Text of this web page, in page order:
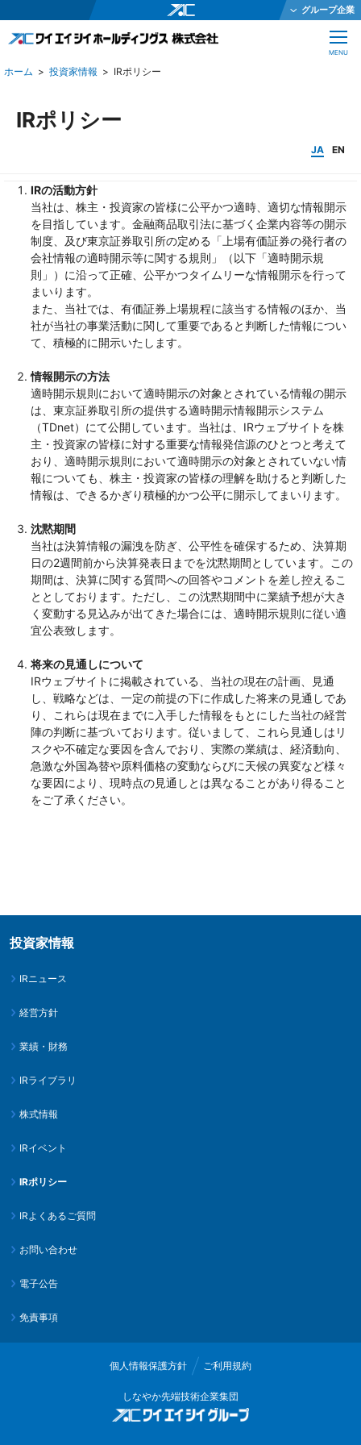
CLOSE
MENU
投資家情報 IRポリシー
IRポリシー
JA EN
投資家情報
IRニュース
経営方針
業績・財務
IRライブラリ
株式情報
IRイベント
IRポリシー
IRよくあるご質問
お問い合わせ
電子公告
免責事項
IRの活動方針
当社は、株主・投資家の皆様に公平かつ適時、適切な情報開示
を目指しています。金融商品取引法に基づく企業内容等の開示
制度、及び東京証券取引所の定める「上場有価証券の発行者の
会社情報の適時開示等に関する規則」（以下「適時開示規
則」）に沿って正確、公平かつタイムリーな情報開示を行って
まいります。
また、当社では、有価証券上場規程に該当する情報のほか、当
社が当社の事業活動に関して重要であると判断した情報につい
て、積極的に開示いたします。
情報開示の方法
適時開示規則において適時開示の対象とされている情報の開示
は、東京証券取引所の提供する適時開示情報開示システム
（TDnet）にて公開しています。当社は、IRウェブサイトを株
主・投資家の皆様に対する重要な情報発信源のひとつと考えて
おり、適時開示規則において適時開示の対象とされていない情
報についても、株主・投資家の皆様の理解を助けると判断した
情報は、できるかぎり積極的かつ公平に開示してまいります。
沈黙期間
当社は決算情報の漏洩を防ぎ、公平性を確保するため、決算期
日の2週間前から決算発表日までを沈黙期間としています。この
期間は、決算に関する質問への回答やコメントを差し控えるこ
ととしております。ただし、この沈黙期間中に業績予想が大き
く変動する見込みが出てきた場合には、適時開示規則に従い適
宜公表致します。
将来の見通しについて
IRウェブサイトに掲載されている、当社の現在の計画、見通
し、戦略などは、一定の前提の下に作成した将来の見通しであ
り、これらは現在までに入手した情報をもとにした当社の経営
陣の判断に基づいております。従いまして、これら見通しはリ
スクや不確定な要因を含んでおり、実際の業績は、経済動向、
急激な外国為替や原料価格の変動ならびに天候の異変など様々
な要因により、現時点の見通しとは異なることがあり得ること
をご了承ください。
グループ企業
ワイエイシイホールディングス株式会社
YAC Systems Singapore Pte Ltd
大倉電気株式会社
株式会社ワイエイシイデンコー
JEインターナショナル株式会社
株式会社テクノオプティス
個人情報保護方針 ご利用規約
しなやか先端技術企業集団